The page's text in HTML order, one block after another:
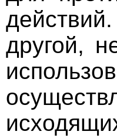
другой,